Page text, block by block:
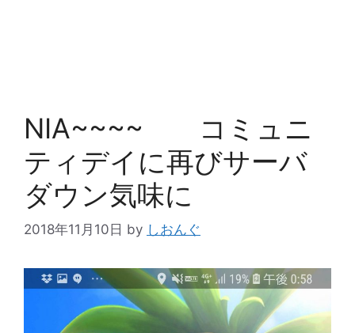
NIA~~~~ コミュニ
ティデイに再びサーバ
ダウン気味に
2018年11月10日 by しおんぐ